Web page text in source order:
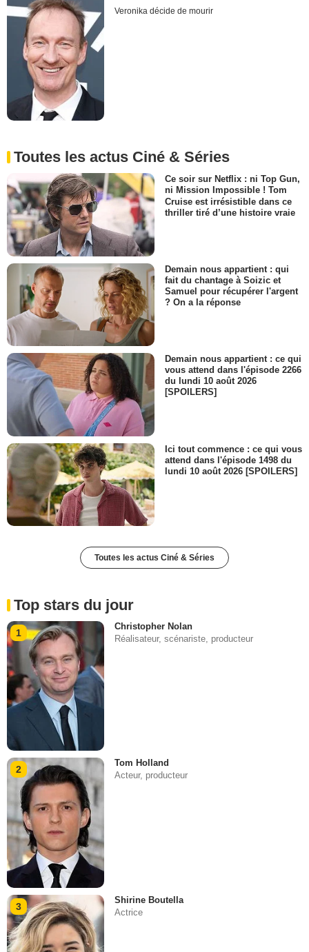
Veronika décide de mourir
Toutes les actus Ciné & Séries
Ce soir sur Netflix : ni Top Gun,
ni Mission Impossible ! Tom
Cruise est irrésistible dans ce
thriller tiré d’une histoire vraie
Demain nous appartient : qui
fait du chantage à Soizic et
Samuel pour récupérer l'argent
? On a la réponse
Demain nous appartient : ce qui
vous attend dans l'épisode 2266
du lundi 10 août 2026
[SPOILERS]
Ici tout commence : ce qui vous
attend dans l'épisode 1498 du
lundi 10 août 2026 [SPOILERS]
Toutes les actus Ciné & Séries
Top stars du jour
1
Christopher Nolan
Réalisateur, scénariste, producteur
2
Tom Holland
Acteur, producteur
3
Shirine Boutella
Actrice